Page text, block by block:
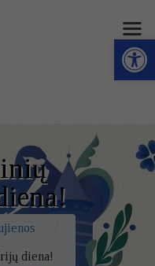
Open toolbar
diena!